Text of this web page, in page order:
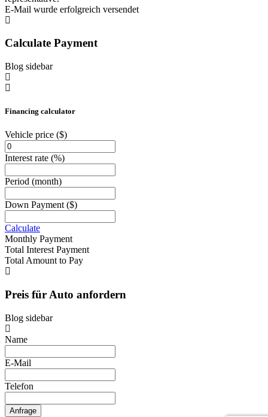
E-Mail wurde erfolgreich versendet
Calculate Payment
Blog sidebar
Financing calculator
Vehicle price ($)
Interest rate (%)
Period (month)
Down Payment($)
Calculate
Monthly Payment
Total Interest Payment
Total Amount to Pay
Preis für Auto anfordern
Blog sidebar
Name
E-Mail
Telefon
Anfrage